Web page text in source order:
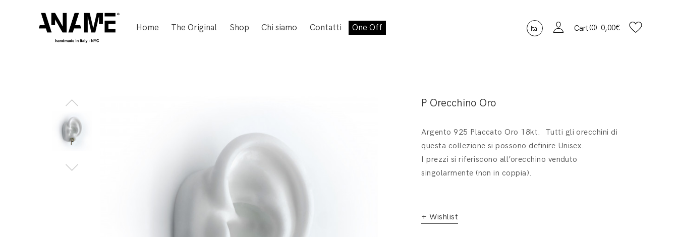
Home The Original Shop Chi siamo Contatti One Off Ita Cart 0 0,00€
P Orecchino Oro
Argento 925 Placcato Oro 18kt. Tutti gli orecchini di
questa collezione si possono definire Unisex.
I prezzi si riferiscono all’orecchino venduto
singolarmente (non in coppia).
+ Wishlist